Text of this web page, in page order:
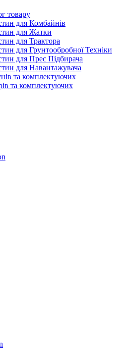
товару
для Комбайнів
для Жатки
для Трактора
для Грунтообробної Техніки
для Прес Підбирача
для Навантажувача
та комплектуючих
та комплектуючих